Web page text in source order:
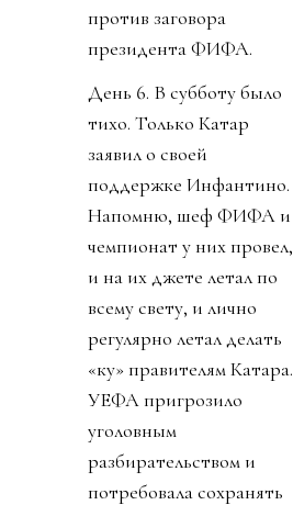
против заговора
президента ФИФА.
День 6. В субботу было
тихо. Только Катар
заявил о своей
поддержке Инфантино.
Напомню, шеф ФИФА и
чемпионат у них провел,
и на их джете летал по
всему свету, и лично
регулярно летал делать
«ку» правителям Катара.
УЕФА пригрозило
уголовным
разбирательством и
потребовала сохранять